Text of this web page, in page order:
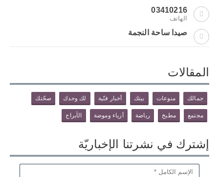
03410216
الهاتف
صيدا ساحة النجمة
المقالات
جمالك منوعات بيتك أخبار فنّية لك وحدك صحّتك
مجتمع مطبخ رياضة أزياء وموضة الأبراج
إشترك في نشرتنا الإخباريّة